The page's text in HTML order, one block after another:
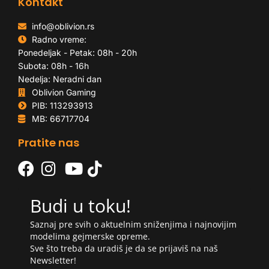
info@oblivion.rs
Radno vreme:
Ponedeljak - Petak: 08h - 20h
Subota: 08h - 16h
Nedelja: Neradni dan
Oblivion Gaming
PIB: 113293913
MB: 66717704
Pratite nas
Budi u toku!
Saznaj pre svih o aktuelnim sniženjima i najnovijim
modelima gejmerske opreme.
Sve što treba da uradiš je da se prijaviš na naš
Newsletter!